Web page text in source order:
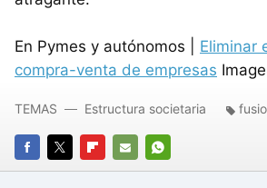
En Pymes y autónomos | Eliminar
compra-venta de empresas
FACEBOOK
TWITTERFLIPBOARD
E-
WHATSAPP
TEMAS Estructura societaria